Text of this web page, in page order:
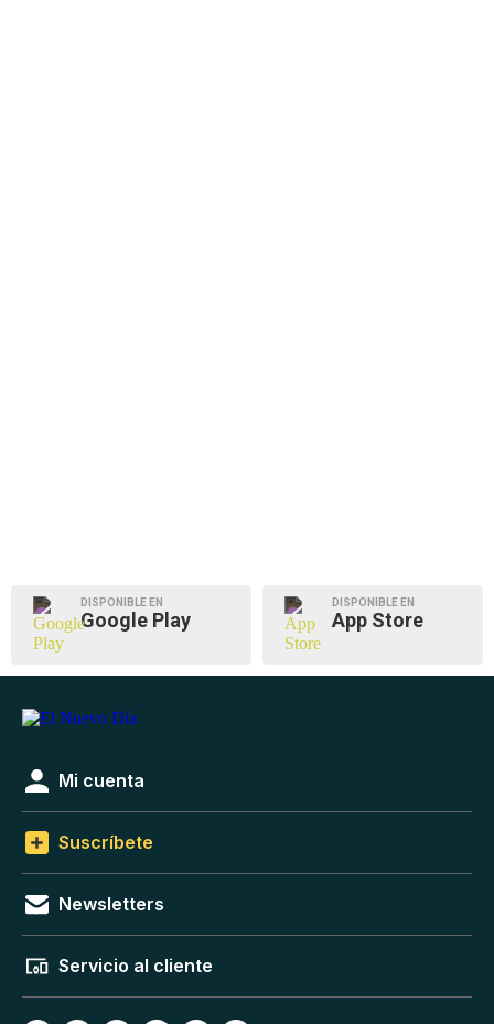
DISPONIBLE EN
Google Play
DISPONIBLE EN
App Store
Mi cuenta
Suscríbete
Newsletters
Servicio al cliente